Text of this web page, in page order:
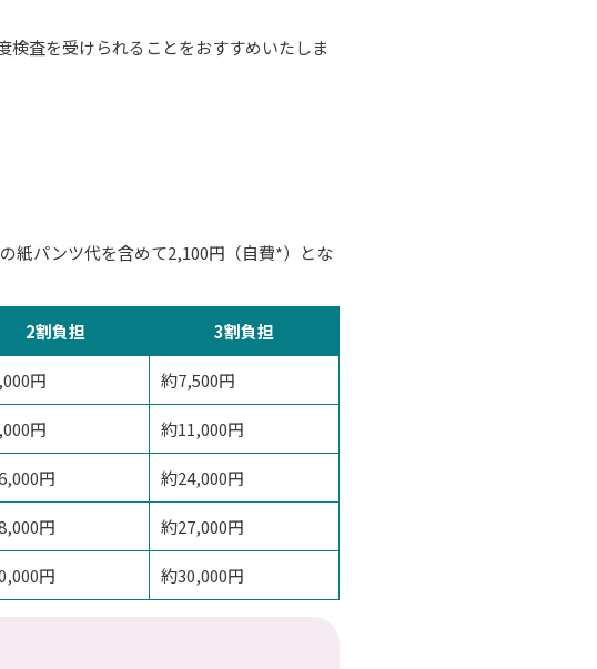
検査を受けられることをおすすめいたしま
紙パンツ代を含めて2,100円（自費*）とな
2割負担 3割負担
円 約7,500円
円 約11,000円
円 約24,000円
円 約27,000円
円 約30,000円